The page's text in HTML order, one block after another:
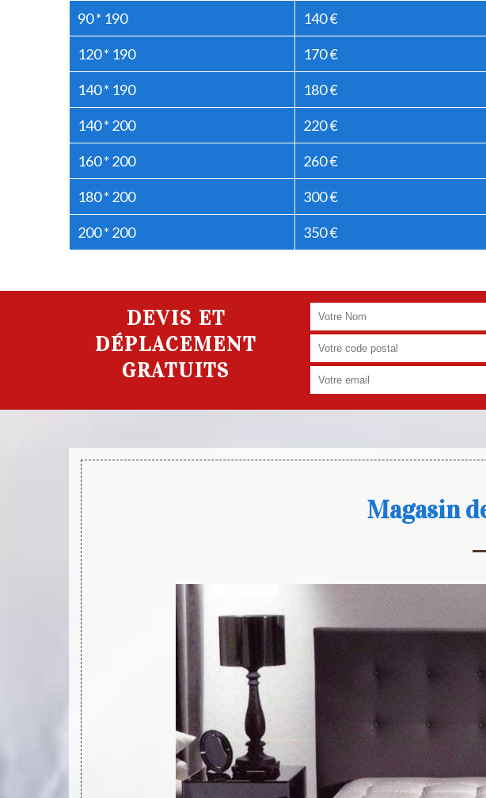
90 * 190 140 €
120 * 190 170 €
140 * 190 180 €
140 * 200 220 €
160 * 200 260 €
180 * 200 300 €
200 * 200 350 €
DEVIS ET
DÉPLACEMENT
GRATUITS
Magasin